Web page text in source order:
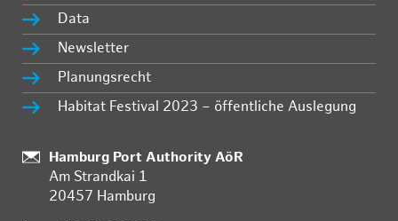
Data
Newsletter
Planungsrecht
Habitat Festival 2023 – öffentliche Auslegung
Standort:
Hamburg Port Authority AöR
Am Strandkai 1
20457 Hamburg